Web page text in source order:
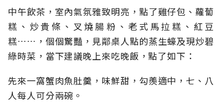
中午飲茶，室內氣氛雅致明亮，點了雞仔包、蘿蔔
糕、炒貴條、叉燒腸粉、老式馬拉糕、紅豆
糕……，個個驚豔，見鄰桌人點的蒸生蠔及現炒碧
綠時菜，當下建議晚上來吃晚飯，點了如下：
先來一窩蟹肉魚肚羹，味鮮甜，勾羨適中，七、八
人每人可分兩碗。